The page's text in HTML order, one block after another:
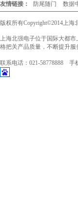
友情链接： 防尾随门 数据
版权所有Copyright©2014上海
上海北强电子位于国际大都市
格把关产品质量，不断提升服
联系电话：021-58778888 手